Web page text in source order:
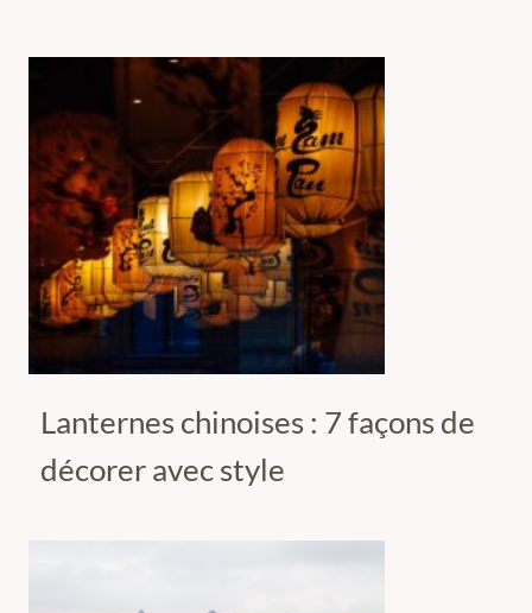
Lanternes chinoises : 7 façons de
décorer avec style